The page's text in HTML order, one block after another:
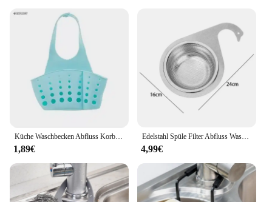
1,89€
Edelstahl Spüle Filter Abfluss Wasser korb Spüle Küche Schwan Filter korb gewidmet hängende Siebe übrig gebliebene Lager regal
4,99€